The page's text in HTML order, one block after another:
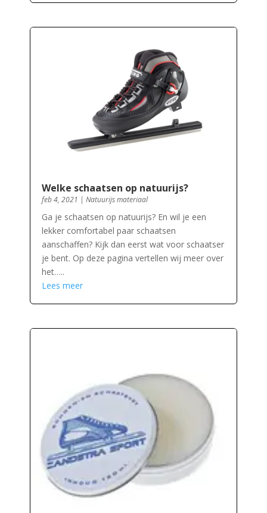
Welke schaatsen op natuurijs?
feb 4, 2021 | Natuurijs materiaal
Ga je schaatsen op natuurijs? En wil je een
lekker comfortabel paar schaatsen
aanschaffen? Kijk dan eerst wat voor schaatser
je bent. Op deze pagina vertellen wij meer over
het…..
Lees meer